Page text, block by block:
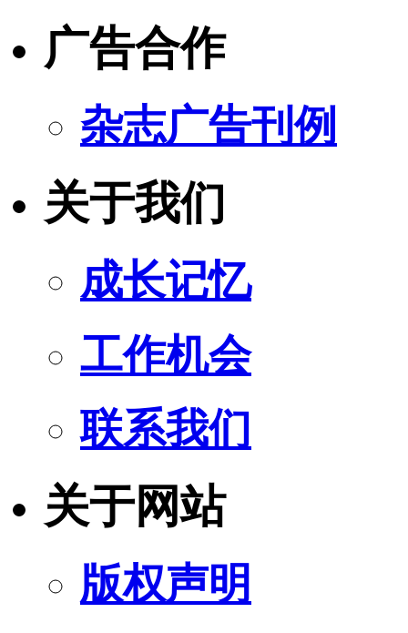
广告合作
杂志广告刊例
关于我们
成长记忆
工作机会
联系我们
关于网站
版权声明